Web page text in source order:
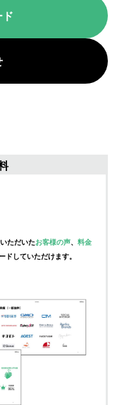
ド
ただいたお客様の声、 料金
ドしていただけます。